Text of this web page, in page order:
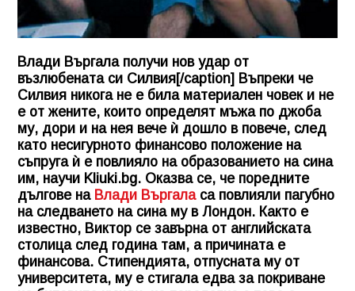
Влади Въргала получи нов удар от
възлюбената си Силвия[/caption] Въпреки че
Силвия никога не е била материален човек и не
е от жените, които определят мъжа по джоба
му, дори и на нея вече ѝ дошло в повече, след
като несигурното финансово положение на
съпруга ѝ е повлияло на образованието на сина
им, научи Kliuki.bg. Оказва се, че поредните
дългове на Влади Въргаласа повлияли пагубно
на следването на сина му в Лондон. Както е
известно, Виктор се завърна от английската
столица след година там, а причината е
финансова. Стипендията, отпусната му от
университета, му е стигала едва за покриване